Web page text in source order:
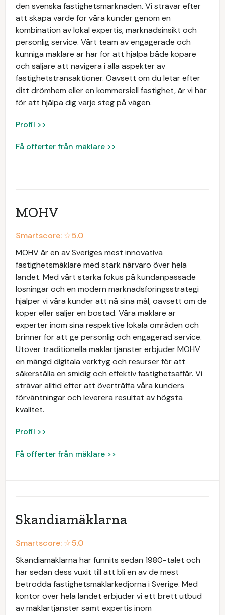
den svenska fastighetsmarknaden. Vi strävar efter
att skapa värde för våra kunder genom en
kombination av lokal expertis, marknadsinsikt och
personlig service. Vårt team av engagerade och
kunniga mäklare är här för att hjälpa både köpare
och säljare att navigera i alla aspekter av
fastighetstransaktioner. Oavsett om du letar efter
ditt drömhem eller en kommersiell fastighet, är vi här
för att hjälpa dig varje steg på vägen.
Profil >>
Få offerter från mäklare >>
MOHV
Smartscore: ☆5.0
MOHV är en av Sveriges mest innovativa
fastighetsmäklare med stark närvaro över hela
landet. Med vårt starka fokus på kundanpassade
lösningar och en modern marknadsföringsstrategi
hjälper vi våra kunder att nå sina mål, oavsett om de
köper eller säljer en bostad. Våra mäklare är
experter inom sina respektive lokala områden och
brinner för att ge personlig och engagerad service.
Utöver traditionella mäklartjänster erbjuder MOHV
en mängd digitala verktyg och resurser för att
säkerställa en smidig och effektiv fastighetsaffär. Vi
strävar alltid efter att överträffa våra kunders
förväntningar och leverera resultat av högsta
kvalitet.
Profil >>
Få offerter från mäklare >>
Skandiamäklarna
Smartscore: ☆5.0
Skandiamäklarna har funnits sedan 1980-talet och
har sedan dess vuxit till att bli en av de mest
betrodda fastighetsmäklarkedjorna i Sverige. Med
kontor över hela landet erbjuder vi ett brett utbud
av mäklartjänster samt expertis inom